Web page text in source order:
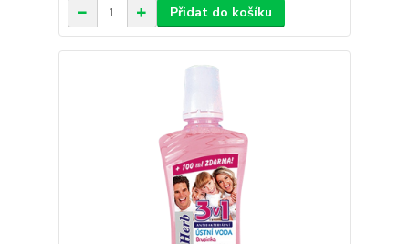
Přidat do košíku